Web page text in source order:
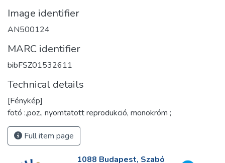
Image identifier
AN500124
MARC identifier
bibFSZ01532611
Technical details
[Fénykép]
fotó :,poz., nyomtatott reprodukció, monokróm ;
Full item page
1088 Budapest, Szabó